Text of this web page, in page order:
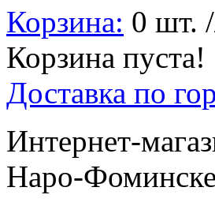
Корзина: 0 шт.
Корзина пуста!
Доставка по
Интернет-
Наро-Фоминске